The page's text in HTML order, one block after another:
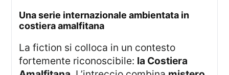
una serie internazionale ambientata in
costiera amalfitana
La fiction si colloca in un contesto
fortemente riconoscibile: la Costiera